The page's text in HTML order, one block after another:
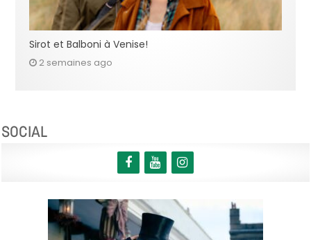
Sirot et Balboni à Venise!
2 semaines ago
SOCIAL